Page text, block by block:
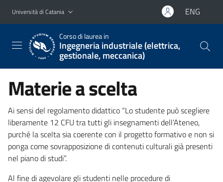
Vai al contenuto principale
Vai al menu di navigazione
Università di Catania ENG
Corso di laurea in
Ingegneria industriale (elettrica,
gestionale, meccanica)
Materie a scelta
Ai sensi del regolamento didattico “Lo studente può scegliere
liberamente 12 CFU tra tutti gli insegnamenti dell’Ateneo,
purché la scelta sia coerente con il progetto formativo e non si
ponga come sovrapposizione di contenuti culturali già presenti
nel piano di studi”.
Al fine di agevolare gli studenti nelle procedure di